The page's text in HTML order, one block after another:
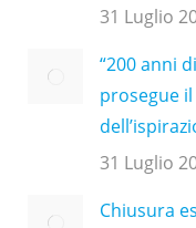
31 Luglio
“200 anni
prosegue
31 Luglio
Chiusura